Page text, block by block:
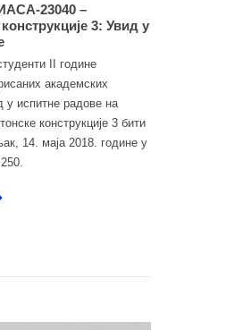
23040 –
3: Увид у
II године
академских
у испитне радове на
конструкције 3 бити
14. маја 2018. године у